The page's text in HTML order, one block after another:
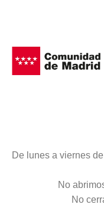
De lunes a viernes
No
No